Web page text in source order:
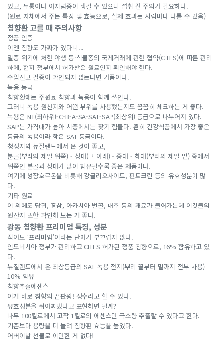
있고, 두통이나 어지럼증이 생길 수 있으니 섭취 전 주의가 필요하다.
(원료 자체에서 주는 특징 및 효능으로, 실제 효과는 사람마다 다를 수 있음)
침향환 고를 때 주의사항
정품 인증
이젠 침향도 가짜가 있다니...
멸종 위기에 처한 야생 동·식물종의 국제거래에 관한 협약(CITES)에 따른 관리
하에, 현지 정부에서 허가받은 원료인지 확인해야 한다.
수입신고 필증이 확인되지 않는다면 가품이다.
녹용 등급
침향환에는 주원료 침향과 녹용이 함께 쓰인다.
그러니 녹용 원산지와 어떤 부위를 사용했는지도 꼼꼼히 체크하는 게 좋다.
녹용은 NT(최하위)-C-B-A-SA-SAT-SAP(최상위) 등급으로 나누어져 있다.
SAP는 가격대가 높아 시중에서는 찾기 힘들다. 흔히 건강식품에서 가장 좋은
등급의 녹용이라 함은 SAT 등급이다.
청정지역 뉴질랜드에서 온 것이 좋고,
분골(뿌리의 제일 위쪽) - 상대(그 아래) - 중대 - 하대(뿌리의 제일 밑) 중에서
위쪽인 분골과 상대가 많이 함유될수록 좋은 제품이다.
여기에 성장호르몬을 비롯해 강글리오사이드, 판토크린 등의 유효성분이 많
다.
기타 원료
이 외에도 당귀, 홍삼, 아카시아 벌꿀, 대추 등의 재료가 들어가는데 이것들의
원산지 또한 확인해 보는 게 좋다.
광동 침향환 프리미엄 특징, 성분
적어도 ‘프리미엄’이라는 단어가 부끄럽지 않다.
인도네시아 정부가 관리하고 CITES 허가된 정품 침향으로, 16% 함유하고 있
다.
뉴질랜드에서 온 최상등급의 SAT 녹용 전지(뿌리 끝부터 밑까지 전부 사용)
10% 함유
침향추출에센스
이게 바로 침향의 끝판왕! 정수라고 할 수 있다.
유효성분을 쥐어짜냈다고 표현하면 될까?
나무 100킬로에서 고작 1킬로의 에센스만 극소량 추출할 수 있다고 한다.
기존보다 용량을 더 늘려 침향환 효능을 높였다.
어버이날 선물로 이만한 게 없다!